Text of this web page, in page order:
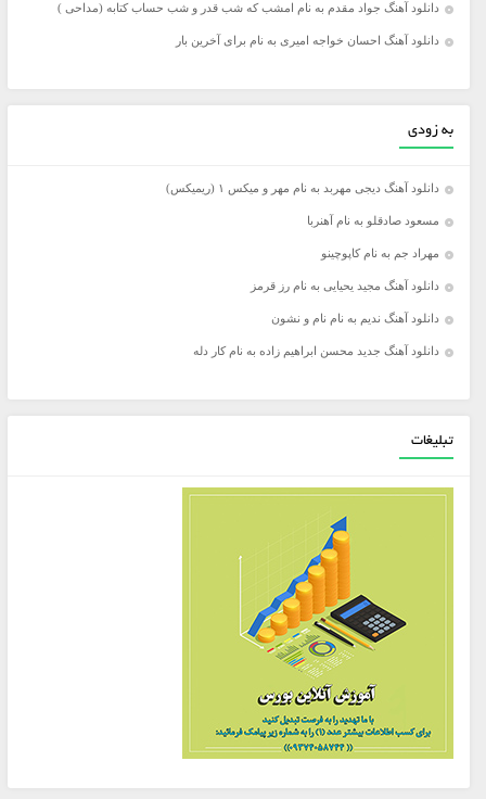
دانلود آهنگ جواد مقدم به نام امشب که شب قدر و شب حساب کتابه (مداحی )
دانلود آهنگ احسان خواجه امیری به نام برای آخرین بار
به زودی
دانلود آهنگ دیجی مهربد به نام مهر و میکس ۱ (ریمیکس)
مسعود صادقلو به نام آهنربا
مهراد جم به نام کاپوچینو
دانلود آهنگ مجید یحیایی به نام رز قرمز
دانلود آهنگ ندیم به نام نام و نشون
دانلود آهنگ جدید محسن ابراهیم زاده به نام کار دله
تبلیغات